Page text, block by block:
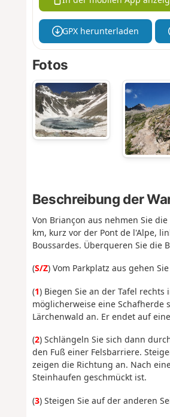
GPX herunterladen
Fotos
Beschreibung der
Von Briançon aus nehmen Sie
km, kurz vor der Pont de l'Alpe,
Boussardes. Überqueren Sie die
(S/Z) Vom Parkplatz aus gehen
(1) Biegen Sie an der Tafel
möglicherweise eine
Lärchenwald an. Er endet auf
(2) Schlängeln Sie sich dann
den Fuß einer Felsbarriere.
zeigen die Richtung an. Nach
Steinhaufen geschmückt ist.
(3) Steigen Sie auf der anderen